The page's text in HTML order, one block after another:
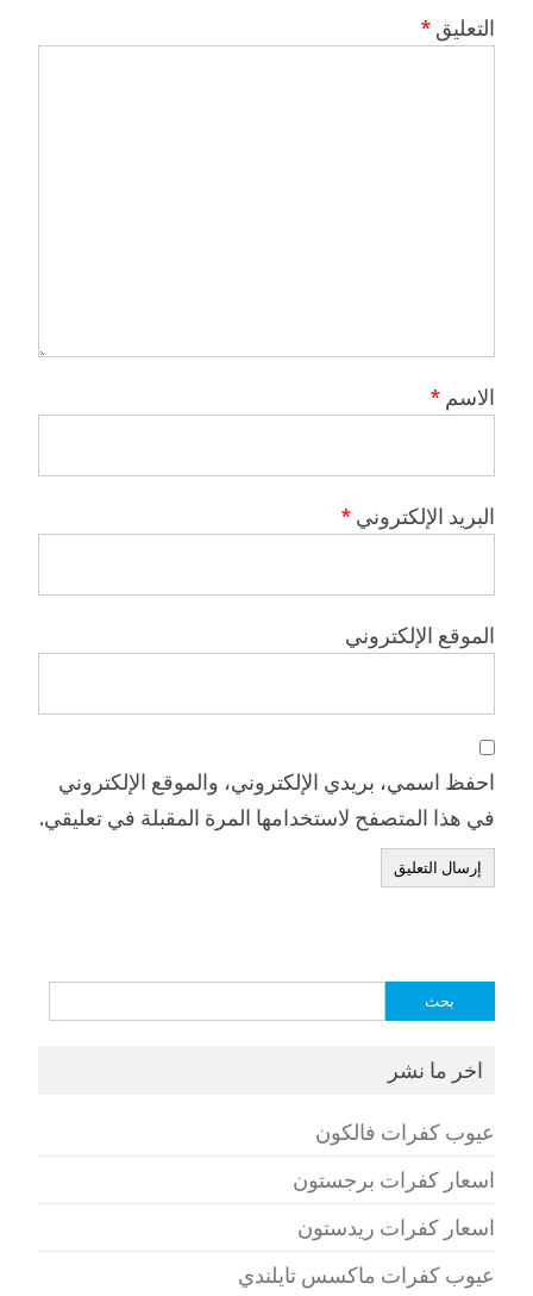
التعليق *
الاسم *
البريد الإلكتروني *
الموقع الإلكتروني
احفظ اسمي، بريدي الإلكتروني، والموقع الإلكتروني
في هذا المتصفح لاستخدامها المرة المقبلة في تعليقي.
البحث
اخر ما نشر
عيوب كفرات فالكون
اسعار كفرات برجستون
اسعار كفرات ريدستون
عيوب كفرات ماكسس تايلندي